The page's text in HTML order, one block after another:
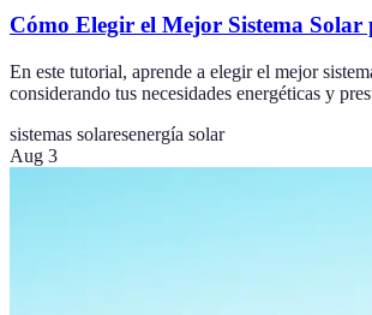
Cómo Elegir el Mejor Sistema
En este tutorial, aprende a elegir el mejor
considerando tus necesidades energéticas y
sistemas solaresenergía solar
Aug 3